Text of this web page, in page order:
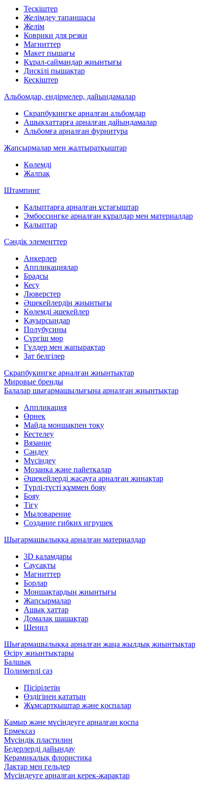
Тескіштер
Желімдеу тапаншасы
Желім
Коврики для резки
Магниттер
Макет пышағы
Құрал-саймандар жиынтығы
Дискілі пышақтар
Кескіштер
Альбомдар, ендірмелер, дайындамалар
Скрапбукингке арналған альбомдар
Ашықхаттарға арналған дайындамалар
Альбомға арналған фурнитура
Жапсырмалар мен жалтыратқыштар
Көлемді
Жалпақ
Штампинг
Қалыптарға арналған ұстағыштар
Эмбоссингке арналған құралдар мен материалдар
Қалыптар
Сәндік элементтер
Анкерлер
Аппликациялар
Брадсы
Кесу
Люверстер
Әшекейлердің жиынтығы
Көлемді әшекейлер
Қауырсындар
Полубусины
Сүргіш мөр
Гүлдер мен жапырақтар
Зат белгілер
Скрапбукингке арналған жиынтықтар
Мировые бренды
Балалар шығармашылығына арналған жиынтықтар
Аппликация
Өрнек
Майда моншақпен тоқу
Кестелеу
Вязание
Сәндеу
Мүсіндеу
Мозаика және пайеткалар
Әшекейлерді жасауға арналған жинақтар
Түрлі-түсті құммен бояу
Бояу
Тігу
Мыловарение
Создание гибких игрушек
Шығармашылыққа арналған материалдар
3D қаламдары
Саусақты
Магниттер
Борлар
Моншақтардың жиынтығы
Жапсырмалар
Ашық хаттар
Домалақ шашақтар
Шенил
Шығармашылыққа арналған жаңа жылдық жиынтықтар
Өсіру жиынтықтары
Балшық
Полимерлі саз
Пісірілетін
Өздігінен қататын
Жұмсартқыштар және қоспалар
Қамыр және мүсіндеуге арналған қоспа
Ермексаз
Мүсіндік пластилин
Бедерлерді дайындау
Керамикалық флористика
Лактар мен гельдер
Мүсіндеуге арналған керек-жарақтар